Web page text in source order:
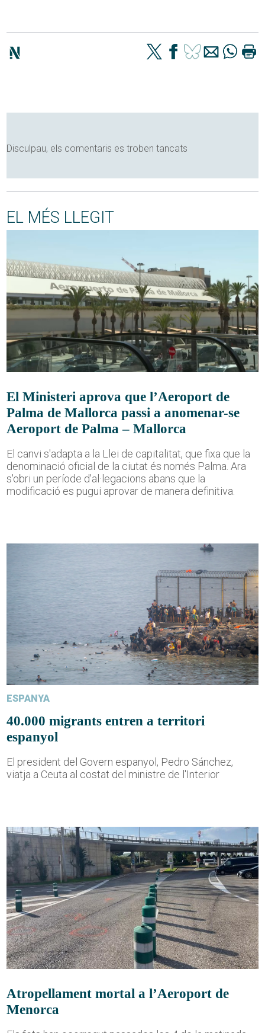
Disculpau, els comentaris es troben tancats
EL MÉS LLEGIT
El Ministeri aprova que l’Aeroport de
Palma de Mallorca passi a anomenar-se
Aeroport de Palma – Mallorca
El canvi s'adapta a la Llei de capitalitat, que fixa que la
denominació oficial de la ciutat és només Palma. Ara
s'obri un període d'al·legacions abans que la
modificació es pugui aprovar de manera definitiva.
ESPANYA
40.000 migrants entren a territori
espanyol
El president del Govern espanyol, Pedro Sánchez,
viatja a Ceuta al costat del ministre de l'Interior
Atropellament mortal a l’Aeroport de
Menorca